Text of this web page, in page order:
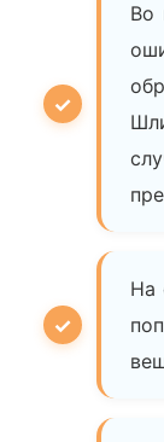
Во
На